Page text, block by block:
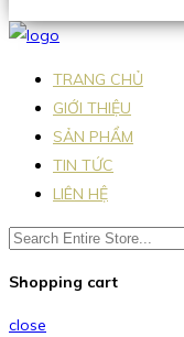
TRANG CHỦ
GIỚI THIỆU
SẢN PHẨM
TIN TỨC
LIÊN HỆ
Shopping cart
close